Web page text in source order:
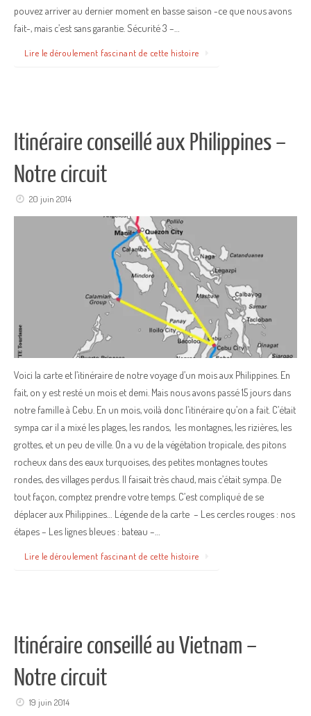
pouvez arriver au dernier moment en basse saison -ce que nous avons
fait-, mais c’est sans garantie. Sécurité 3 –…
Lire le déroulement fascinant de cette histoire
Itinéraire conseillé aux Philippines –
Notre circuit
20 juin 2014
Voici la carte et l’itinéraire de notre voyage d’un mois aux Philippines. En
fait, on y est resté un mois et demi. Mais nous avons passé 15 jours dans
notre famille à Cebu. En un mois, voilà donc l’itinéraire qu’on a fait. C’était
sympa car il a mixé les plages, les randos, les montagnes, les rizières, les
grottes, et un peu de ville. On a vu de la végétation tropicale, des pitons
rocheux dans des eaux turquoises, des petites montagnes toutes
rondes, des villages perdus. Il faisait très chaud, mais c’était sympa. De
tout façon, comptez prendre votre temps. C’est compliqué de se
déplacer aux Philippines… Légende de la carte – Les cercles rouges : nos
étapes – Les lignes bleues : bateau –…
Lire le déroulement fascinant de cette histoire
Itinéraire conseillé au Vietnam –
Notre circuit
19 juin 2014